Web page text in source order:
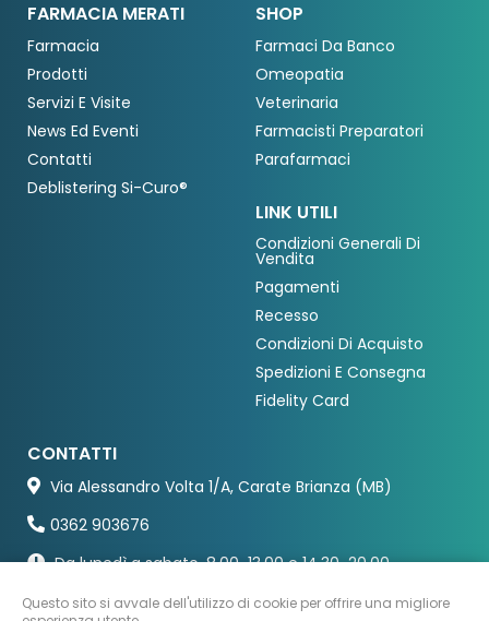
FARMACIA MERATI
Farmacia
Prodotti
Servizi E Visite
News Ed Eventi
Contatti
Deblistering Si-Curo®
SHOP
Farmaci Da Banco
Omeopatia
Veterinaria
Farmacisti Preparatori
Parafarmaci
LINK UTILI
Condizioni Generali Di
Vendita
Pagamenti
Recesso
Condizioni Di Acquisto
Spedizioni E Consegna
Fidelity Card
CONTATTI
Via Alessandro Volta 1/A, Carate Brianza (MB)
0362 903676
Da lunedì a sabato, 8.00-13.00 e 14.30-20.00
Questo sito si avvale dell'utilizzo di cookie per offrire una migliore